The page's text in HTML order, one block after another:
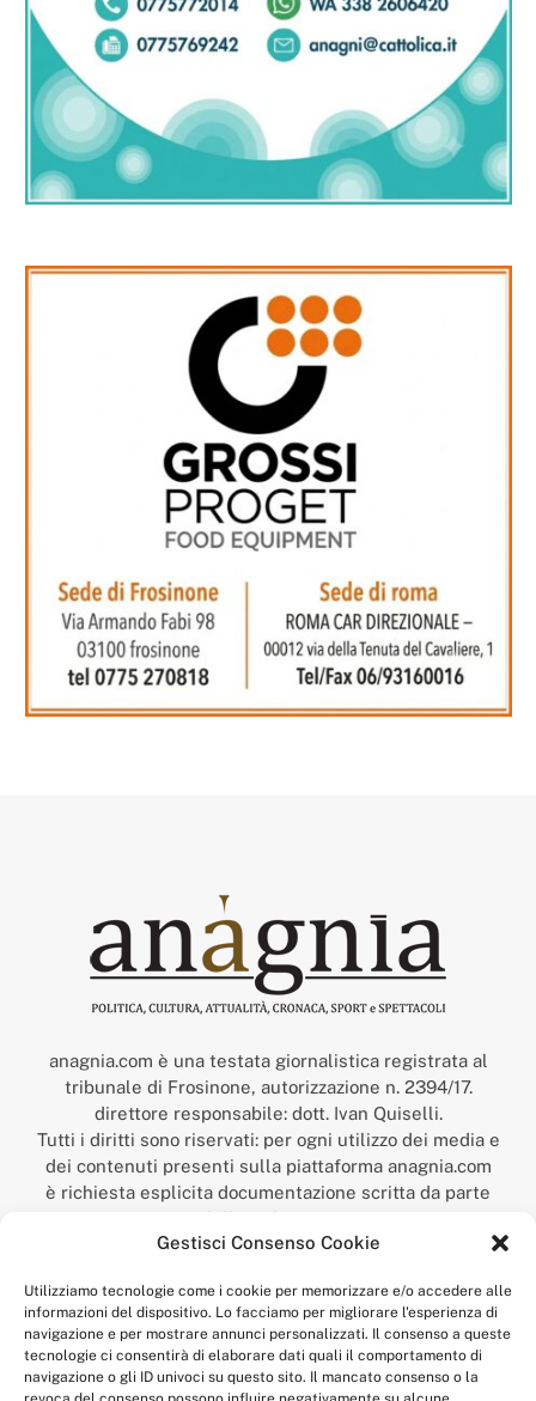
Gestisci Consenso Cookie
Utilizziamo tecnologie come i cookie per memorizzare e/o accedere alle
informazioni del dispositivo. Lo facciamo per migliorare l'esperienza di
navigazione e per mostrare annunci personalizzati. Il consenso a queste
tecnologie ci consentirà di elaborare dati quali il comportamento di
navigazione o gli ID univoci su questo sito. Il mancato consenso o la
anagnia.com è una testata giornalistica registrata al
tribunale di Frosinone, autorizzazione n. 2394/17.
direttore responsabile: dott. Ivan Quiselli.
Tutti i diritti sono riservati: per ogni utilizzo dei media e
dei contenuti presenti sulla piattaforma anagnia.com
è richiesta esplicita documentazione scritta da parte
della redazione.
“Anagnia” è un marchio registrato presso l’Ufficio Italiano
Economico,
num. registrazione: 302017000014044 del 9 febbraio 2017.
Per contatti:redazione@anagnia.com